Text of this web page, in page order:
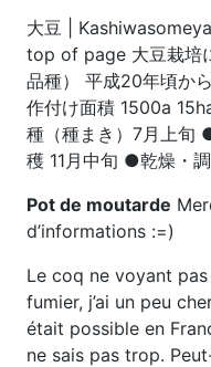
大豆 |
top of page 大豆栽培
品種） 平成20年頃か
作付け面積 1500a
種（種まき）7月上
穫 11月中旬 ●乾燥・
Pot de moutarde
d’informations :=)
Le coq ne voyant
fumier, j’ai un peu
était possible en
ne sais pas trop.